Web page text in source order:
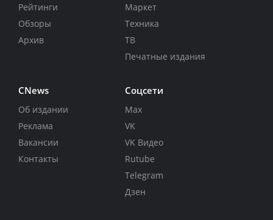
Рейтинги
Обзоры
Архив
Маркет
Техника
ТВ
Печатные издания
CNews
Об издании
Реклама
Вакансии
Контакты
Соцсети
Max
VK
VK Видео
Rutube
Telegram
Дзен